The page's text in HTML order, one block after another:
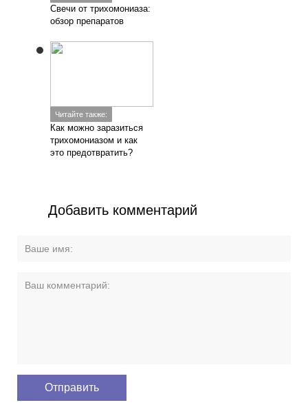
Свечи от трихомониаза:
обзор препаратов
Читайте также:
Как можно заразиться
трихомониазом и как
это предотвратить?
Добавить комментарий